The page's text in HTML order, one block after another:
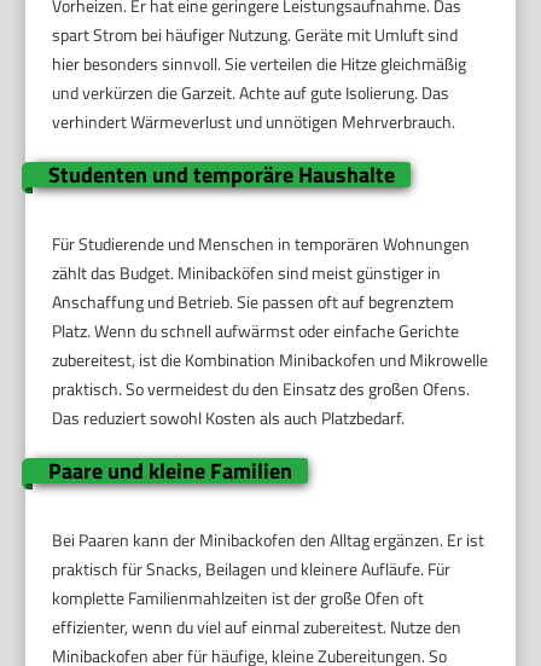
Vorheizen. Er hat eine geringere Leistungsaufnahme. Das
spart Strom bei häufiger Nutzung. Geräte mit Umluft sind
hier besonders sinnvoll. Sie verteilen die Hitze gleichmäßig
und verkürzen die Garzeit. Achte auf gute Isolierung. Das
verhindert Wärmeverlust und unnötigen Mehrverbrauch.
Studenten und temporäre Haushalte
Für Studierende und Menschen in temporären Wohnungen
zählt das Budget. Minibacköfen sind meist günstiger in
Anschaffung und Betrieb. Sie passen oft auf begrenztem
Platz. Wenn du schnell aufwärmst oder einfache Gerichte
zubereitest, ist die Kombination Minibackofen und Mikrowelle
praktisch. So vermeidest du den Einsatz des großen Ofens.
Das reduziert sowohl Kosten als auch Platzbedarf.
Paare und kleine Familien
Bei Paaren kann der Minibackofen den Alltag ergänzen. Er ist
praktisch für Snacks, Beilagen und kleinere Aufläufe. Für
komplette Familienmahlzeiten ist der große Ofen oft
effizienter, wenn du viel auf einmal zubereitest. Nutze den
Minibackofen aber für häufige, kleine Zubereitungen. So